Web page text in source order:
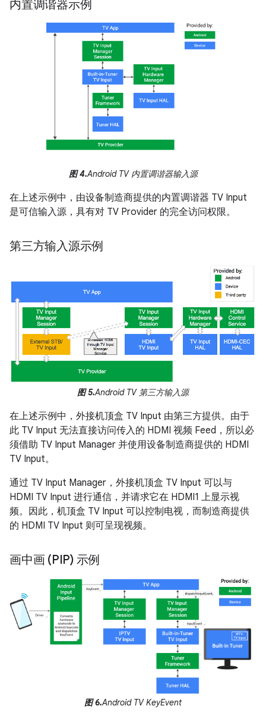
内置调谐器示例
图 4.Android TV 内置调谐器输入源
在上述示例中，由设备制造商提供的内置调谐器 TV Input
是可信输入源，具有对 TV Provider 的完全访问权限。
第三方输入源示例
图 5.Android TV 第三方输入源
在上述示例中，外接机顶盒 TV Input 由第三方提供。由于
此 TV Input 无法直接访问传入的 HDMI 视频 Feed，所以必
须借助 TV Input Manager 并使用设备制造商提供的 HDMI
TV Input。
通过 TV Input Manager，外接机顶盒 TV Input 可以与
HDMI TV Input 进行通信，并请求它在 HDMI1 上显示视
频。因此，机顶盒 TV Input 可以控制电视，而制造商提供
的 HDMI TV Input 则可呈现视频。
画中画 (PIP) 示例
图 6.Android TV KeyEvent